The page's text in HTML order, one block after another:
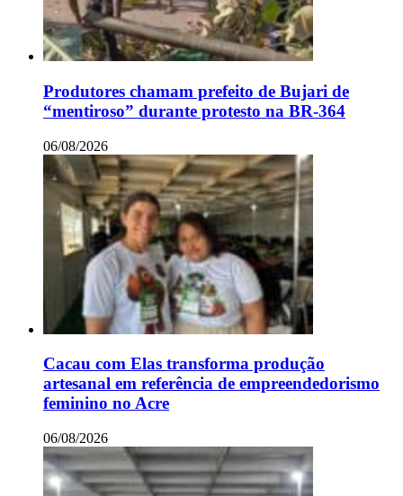
Produtores chamam prefeito de Bujari de
“mentiroso” durante protesto na BR-364
06/08/2026
Cacau com Elas transforma produção
artesanal em referência de empreendedorismo
feminino no Acre
06/08/2026